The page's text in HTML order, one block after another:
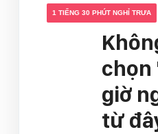
1 TIẾNG 30 PHÚT NGHỈ TRƯA
chọn
giờ
từ